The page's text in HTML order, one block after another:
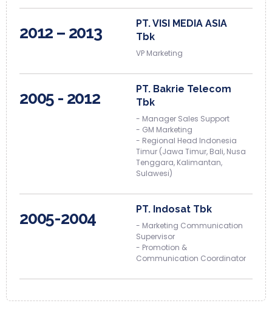
2012 – 2013
PT. VISI MEDIA ASIA
Tbk
VP Marketing
2005 - 2012
PT. Bakrie Telecom
Tbk
- Manager Sales Support
- GM Marketing
- Regional Head Indonesia
Timur (Jawa Timur, Bali, Nusa
Tenggara, Kalimantan,
Sulawesi)
2005-2004 PT. Indosat Tbk
- Marketing Communication
Supervisor
- Promotion &
Communication Coordinator